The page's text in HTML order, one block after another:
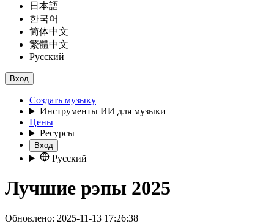
日本語
한국어
简体中文
繁體中文
Русский
Вход
Создать музыку
Инструменты ИИ для музыки
Цены
Ресурсы
Вход
Русский
Лучшие рэпы 2025
Обновлено: 2025-11-13 17:26:38